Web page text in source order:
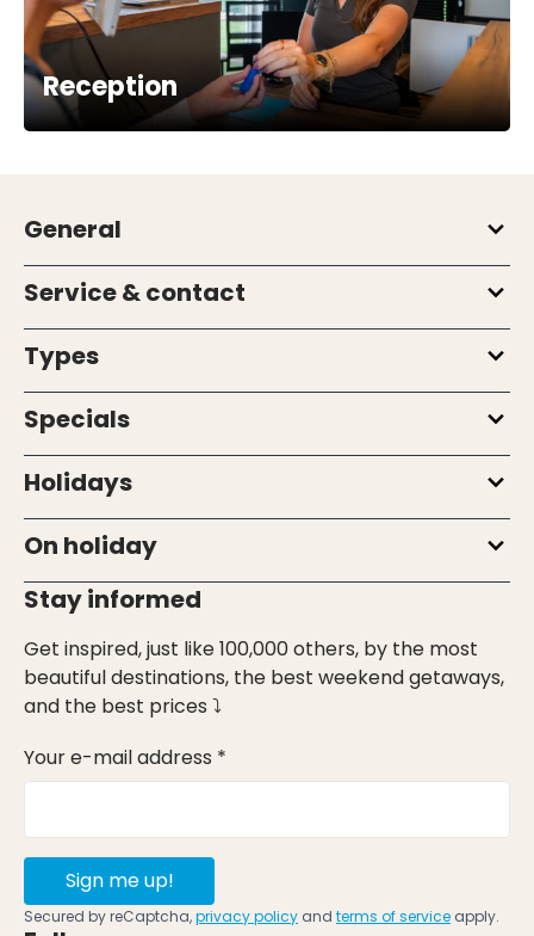
Reception
General
Service & contact
Types
Specials
Holidays
On holiday
Stay informed
Get inspired, just like 100,000 others, by the most
beautiful destinations, the best weekend getaways,
and the best prices ⤵
Your e-mail address *
Sign me up!
Secured by reCaptcha,privacy policy and terms of service apply.